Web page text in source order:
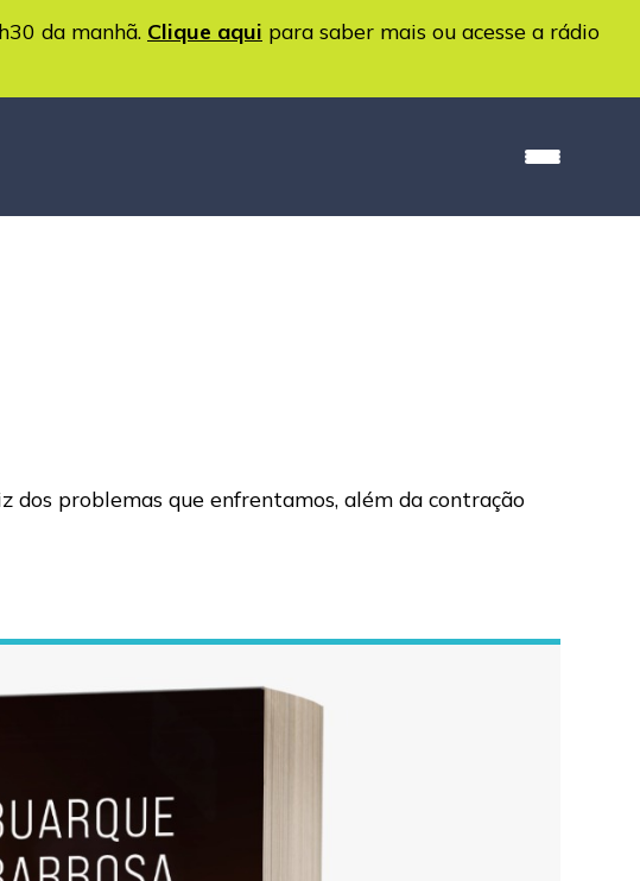
da manhã. Clique aqui para saber mais ou acesse a rádio
dos problemas que enfrentamos, além da contração